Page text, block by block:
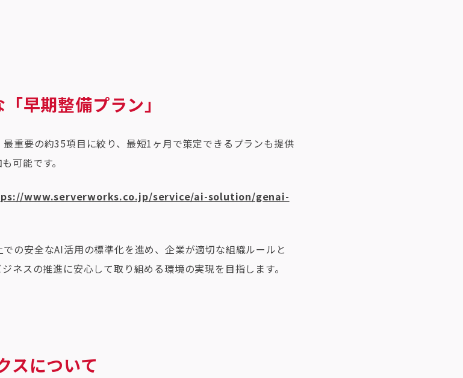
早期整備プラン」
重要の約35項目に絞り、最短1ヶ月で策定できるプランも提供
可能です。
www.serverworks.co.jp/service/ai-solution/genai-
の安全なAI活用の標準化を進め、企業が適切な組織ルールと
ネスの推進に安心して取り組める環境の実現を目指します。
スについて